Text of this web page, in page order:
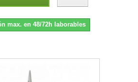
max. en 48/72h laborables